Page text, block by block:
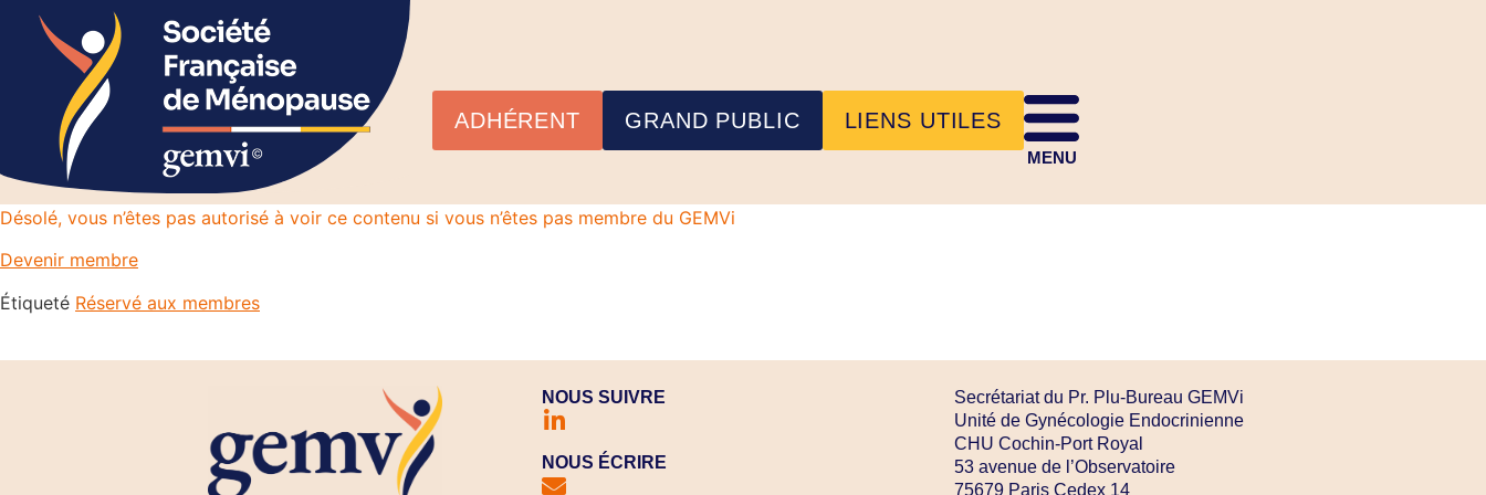
ADHÉRENT GRAND PUBLIC LIENS UTILES
MENU
Désolé, vous n’êtes pas autorisé à voir ce contenu si vous n’êtes pas membre du GEMVi
Devenir membre
Étiqueté Réservé aux membres
NOUS SUIVRE
NOUS ÉCRIRE
Secrétariat du Pr. Plu-Bureau GEMVi
Unité de Gynécologie Endocrinienne
CHU Cochin-Port Royal
53 avenue de l’Observatoire
75679 Paris Cedex 14